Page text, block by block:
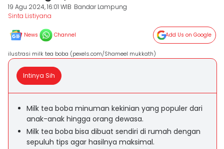
19 Agu 2024, 16:01 WIB Bandar Lampung
Sinta Listiyana
News Channel Add Us on Google
ilustrasi milk tea boba (pexels.com/Shameel mukkath)
Intinya Sih
Milk tea boba minuman kekinian yang populer dari
anak-anak hingga orang dewasa.
Milk tea boba bisa dibuat sendiri di rumah dengan
sepuluh tips agar hasilnya maksimal.